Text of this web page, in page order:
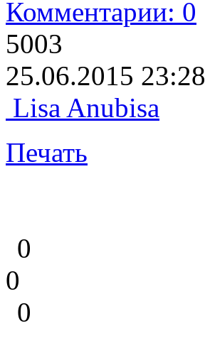
Комментарии: 0
5003
25.06.2015 23:28
Lisa Anubisa
Печать
0
0
0